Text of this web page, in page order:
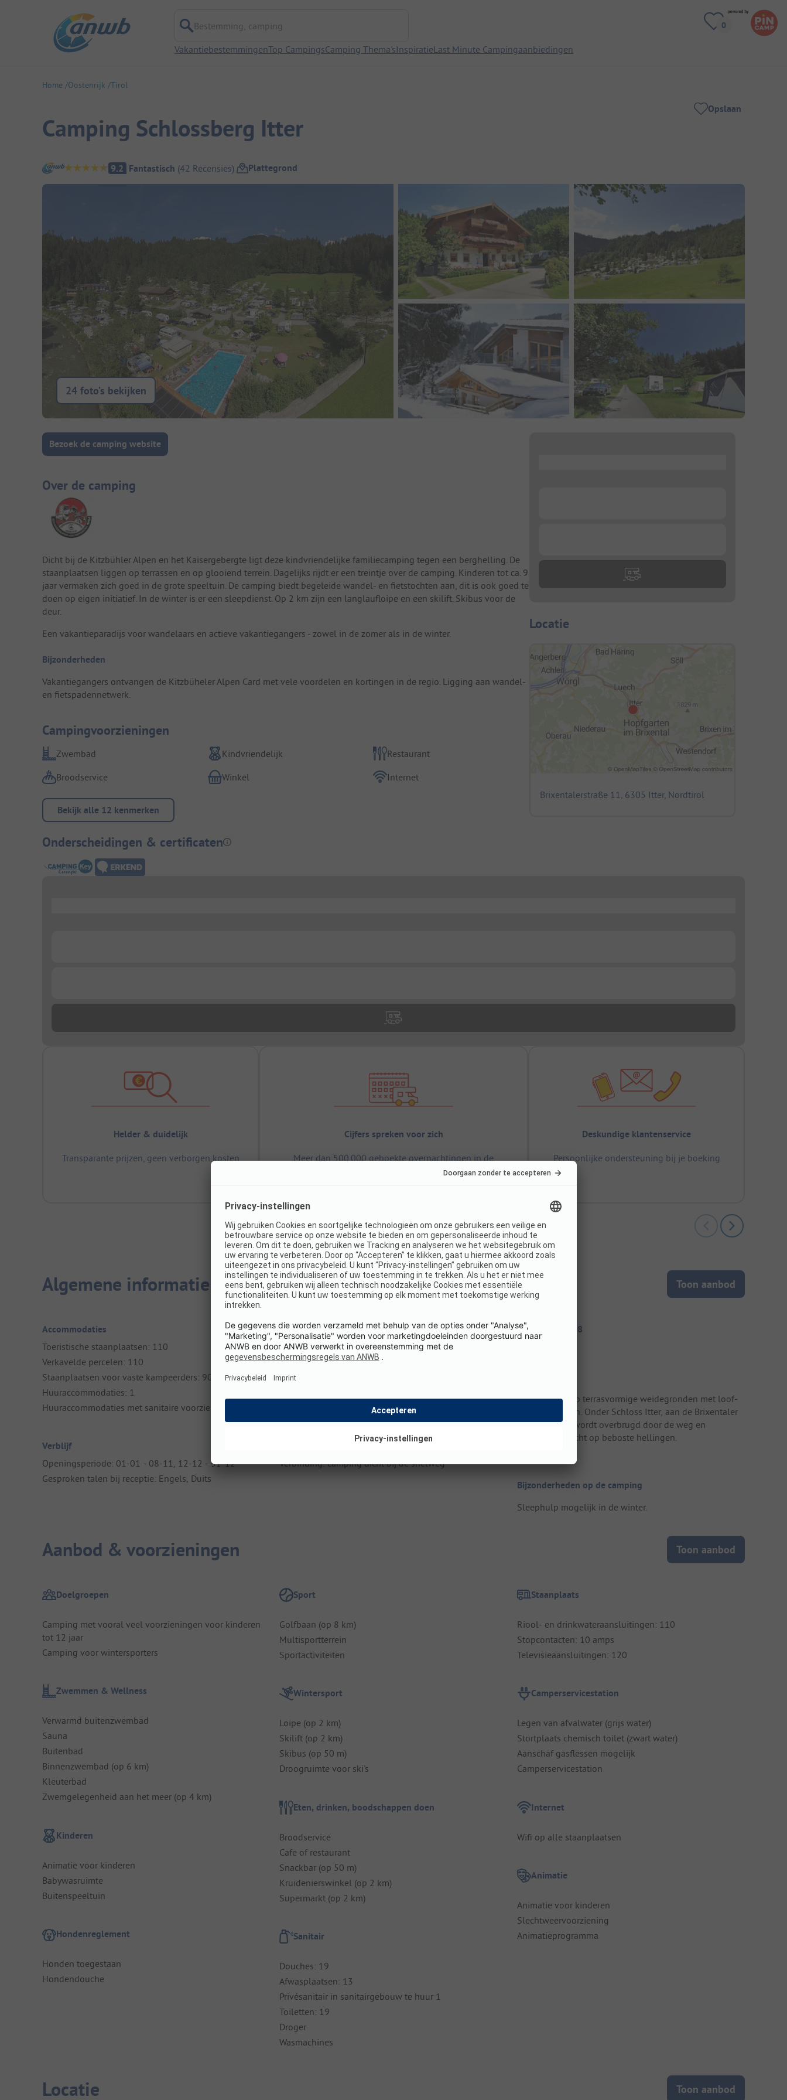
Bestemming, camping
VakantiebestemmingenTop CampingsCamping Thema'sInspiratieLast Minute Campingaanbiedingen
Home Oostenrijk Tirol
Camping Schlossberg Itter
Opslaan
Camping overzicht
9.2 Fantastisch (42 Recensies) Plattegrond
24 foto’s bekijken
Camping introductie
Bezoek de camping website
Over de camping
Dicht bij de Kitzbühler Alpen en het Kaisergebergte ligt deze kindvriendelijke familiecamping tegen een berghelling. De
staanplaatsen liggen op terrassen en op glooiend terrein. Dagelijks rijdt er een treintje over de camping. Kinderen tot ca. 9
jaar vermaken zich goed in de grote speeltuin. De camping biedt begeleide wandel- en fietstochten aan, dit is ook goed te
doen op eigen initiatief. In de winter is er een sleepdienst. Op 2 km zijn een langlaufloipe en een skilift. Skibus voor de
deur.
Een vakantieparadijs voor wandelaars en actieve vakantiegangers - zowel in de zomer als in de winter.
Bijzonderheden
Vakantiegangers ontvangen de Kitzbüheler Alpen Card met vele voordelen en kortingen in de regio. Ligging aan wandel-
en fietspadennetwerk.
Campingvoorzieningen
Zwembad Kindvriendelijk
Restaurant
Broodservice
Winkel Internet
Bekijk alle 12 kenmerken
Onderscheidingen & certificaten
Locatie
Brixentalerstraße 11, 6305 Itter, Nordtirol
Helder & duidelijk
Transparante prijzen, geen verborgen kosten
Cijfers spreken voor zich
Meer dan 500.000 geboekte overnachtingen in de
Deskundige klantenservice
Persoonlijke ondersteuning bij je boeking
Algemene informatie Toon aanbod
Accommodaties
Toeristische staanplaatsen: 110
Verkavelde percelen: 110
Staanplaatsen voor vaste kampeerders: 90
Huuraccommodaties: 1
Huuraccommodaties met sanitaire voorzieningen: 1
Verblijf
Openingsperiode: 01-01 - 08-11, 12-12 - 31-12
Gesproken talen bij receptie: Engels, Duits
Afmetingen
Totale oppervlakte camping: 4 ha
Staanplaatsgrootte: 90 - 110 m²
Hoogte boven zeeniveau: 600 m
Dichtstbijzijnde dorpscentrum: Itter (op 2 km)
Verbinding: camping dicht bij de snelweg
Sitecode: 44108
Gekampeerd op terrasvormige weidegronden met loof-
en naaldbomen. Onder Schloss Itter, aan de Brixentaler
Ache, die hier wordt overbrugd door de weg en
spoorlijn. Uitzicht op beboste hellingen.
Bijzonderheden op de camping
Sleephulp mogelijk in de winter.
Aanbod & voorzieningen Toon aanbod
Doelgroepen
Camping met vooral veel voorzieningen voor kinderen
tot 12 jaar
Camping voor wintersporters
Zwemmen & Wellness
Verwarmd buitenzwembad
Sauna
Buitenbad
Binnenzwembad (op 6 km)
Kleuterbad
Zwemgelegenheid aan het meer (op 4 km)
Kinderen
Animatie voor kinderen
Babywasruimte
Buitenspeeltuin
Hondenreglement
Honden toegestaan
Hondendouche
Sport
Golfbaan (op 8 km)
Multisportterrein
Sportactiviteiten
Wintersport
Loipe (op 2 km)
Skilift (op 2 km)
Skibus (op 50 m)
Droogruimte voor ski's
Eten, drinken, boodschappen doen
Broodservice
Cafe of restaurant
Snackbar (op 50 m)
Kruidenierswinkel (op 2 km)
Supermarkt (op 2 km)
Sanitair
Douches: 19
Afwasplaatsen: 13
Privésanitair in sanitairgebouw te huur 1
Toiletten: 19
Droger
Wasmachines
Staanplaats
Riool- en drinkwateraansluitingen: 110
Stopcontacten: 10 amps
Televisieaansluitingen: 120
Camperservicestation
Legen van afvalwater (grijs water)
Stortplaats chemisch toilet (zwart water)
Aanschaf gasflessen mogelijk
Camperservicestation
Internet
Wifi op alle staanplaatsen
Animatie
Animatie voor kinderen
Slechtweervoorziening
Animatieprogramma
Locatie Toon aanbod